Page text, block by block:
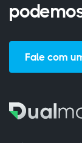
Fale com